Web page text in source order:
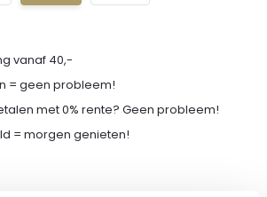
vanaf 40,-
= geen probleem!
met 0% rente? Geen probleem!
= morgen genieten!